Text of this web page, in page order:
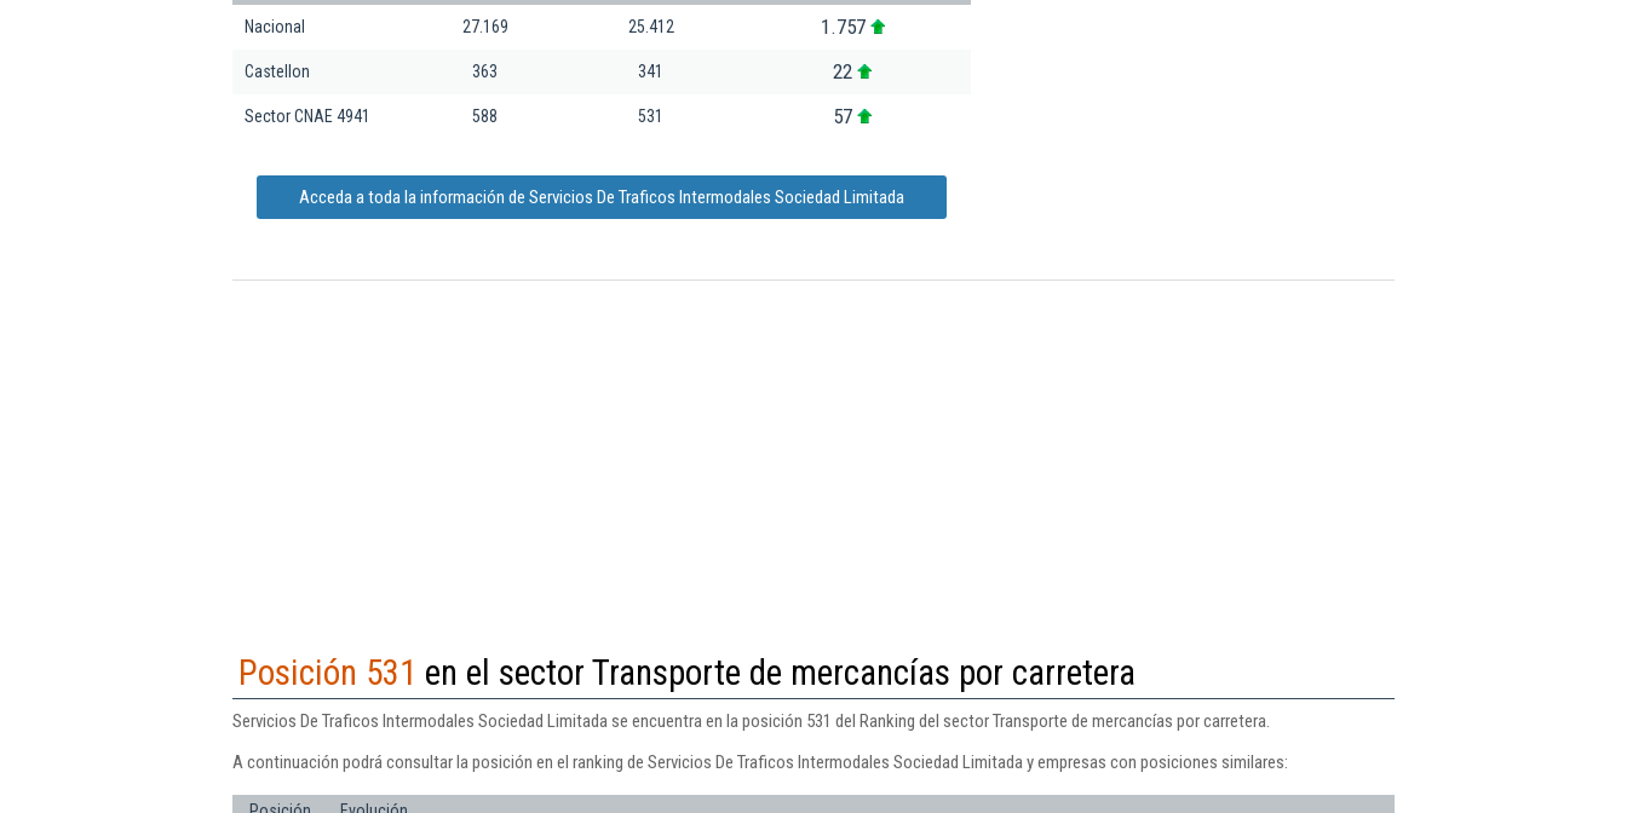
Nacional
27.169 25.412 1.757
Castellon 363 341 22
Sector CNAE 4941 588 531 57
Acceda a toda la información de Servicios De Traficos Intermodales Sociedad Limitada
Posición 531 en el sector Transporte de mercancías por carretera
Servicios De Traficos Intermodales Sociedad Limitada se encuentra en la posición 531 del Ranking del sector Transporte de mercancías por carretera.
A continuación podrá consultar la posición en el ranking de Servicios De Traficos Intermodales Sociedad Limitada y empresas con posiciones similares: